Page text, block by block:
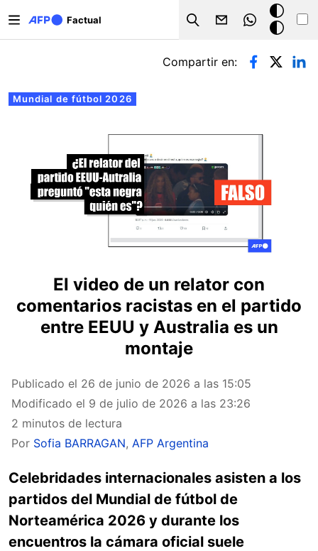
Factual
Search
Modo
oscuro
Solapas principales
Mundial de fútbol 2026
Compartir en:
El video de un relator con
comentarios racistas en el partido
entre EEUU y Australia es un
montaje
Publicado el 26 de junio de 2026 a las 15:05
Modificado el 9 de julio de 2026 a las 23:26
2 minutos de lectura
Por Sofia BARRAGAN, AFP Argentina
Celebridades internacionales asisten a los
partidos del Mundial de fútbol de
Norteamérica 2026 y durante los
encuentros la cámara oficial suele